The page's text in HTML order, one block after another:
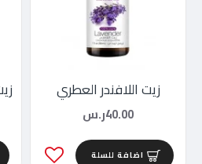
زيت اللافندر العطري
40.00ر.س
اضافة للسلة